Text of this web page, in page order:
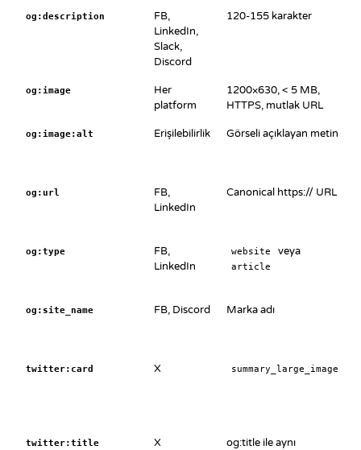
og:description
FB,
LinkedIn,
Slack,
Discord
120-155 karakter
og:image
Her
platform
1200×630, < 5 MB,
HTTPS, mutlak URL
og:image:alt Erişilebilirlik Görseli açıklayan metin
og:url
FB,
LinkedIn
Canonical https:// URL
og:type
FB,
LinkedIn
website veya
article
og:site_name FB, Discord Marka adı
twitter:card X summary_large_image
twitter:title X og:title ile aynı